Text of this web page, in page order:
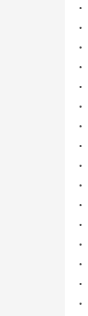
•
•
•
•
•
•
•
•
•
•
•
•
•
•
•
•